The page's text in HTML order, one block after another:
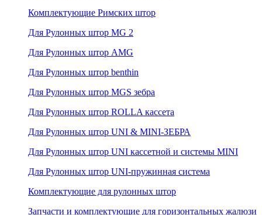
Комплектующие Римских штор
Для Рулонных штор MG 2
Для Рулонных штор AMG
Для Рулонных штор benthin
Для Рулонных штор MGS зебра
Для Рулонных штор ROLLA кассета
Для Рулонных штор UNI & MINI-ЗЕБРА
Для Рулонных штор UNI кассетной и системы MINI
Для Рулонных штор UNI-пружинная система
Комплектующие для рулонных штор
Запчасти и комплектующие для горизонтальных жалюзи